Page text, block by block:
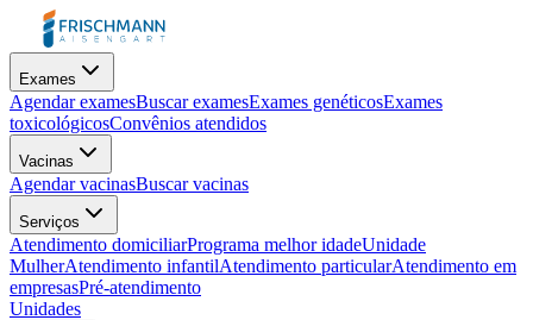
Exames
Agendar examesBuscar examesExames genéticosExames
toxicológicosConvênios atendidos
Vacinas
Agendar vacinasBuscar vacinas
Serviços
Atendimento domiciliarPrograma melhor idadeUnidade
MulherAtendimento infantilAtendimento particularAtendimento em
empresasPré-atendimento
Unidades